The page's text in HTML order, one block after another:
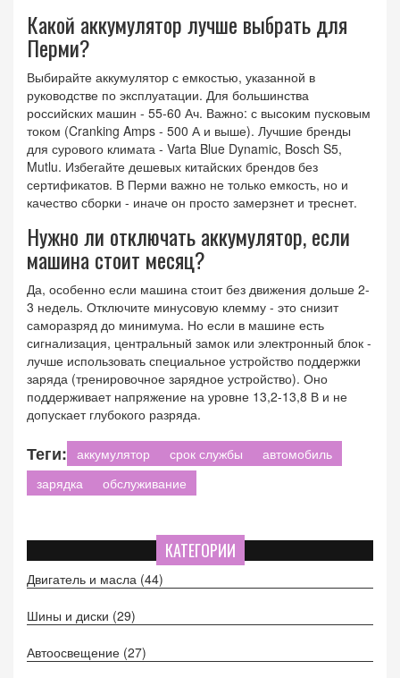
Какой аккумулятор лучше выбрать для
Перми?
Выбирайте аккумулятор с емкостью, указанной в
руководстве по эксплуатации. Для большинства
российских машин - 55-60 Ач. Важно: с высоким пусковым
током (Cranking Amps - 500 А и выше). Лучшие бренды
для сурового климата - Varta Blue Dynamic, Bosch S5,
Mutlu. Избегайте дешевых китайских брендов без
сертификатов. В Перми важно не только емкость, но и
качество сборки - иначе он просто замерзнет и треснет.
Нужно ли отключать аккумулятор, если
машина стоит месяц?
Да, особенно если машина стоит без движения дольше 2-
3 недель. Отключите минусовую клемму - это снизит
саморазряд до минимума. Но если в машине есть
сигнализация, центральный замок или электронный блок -
лучше использовать специальное устройство поддержки
заряда (тренировочное зарядное устройство). Оно
поддерживает напряжение на уровне 13,2-13,8 В и не
допускает глубокого разряда.
Теги: аккумулятор срок службы
автомобиль
зарядка
обслуживание
КАТЕГОРИИ
Двигатель и масла (44)
Шины и диски (29)
Автоосвещение (27)